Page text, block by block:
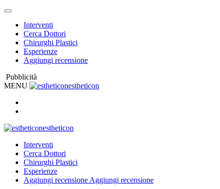
Interventi
Cerca Dottori
Chirurghi Plastici
Esperienze
Aggiungi recensione
Pubblicità
MENU
estheticon
estheticon
Interventi
Cerca Dottori
Chirurghi Plastici
Esperienze
Aggiungi recensione Aggiungi recensione